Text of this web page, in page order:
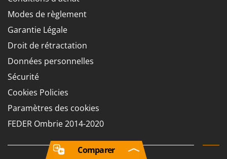
Modes de règlement
Garantie Légale
Droit de rétractation
Données personnelles
Sécurité
Cookies Policies
Paramètres des cookies
FEDER Ombrie 2014-2020
Comparer